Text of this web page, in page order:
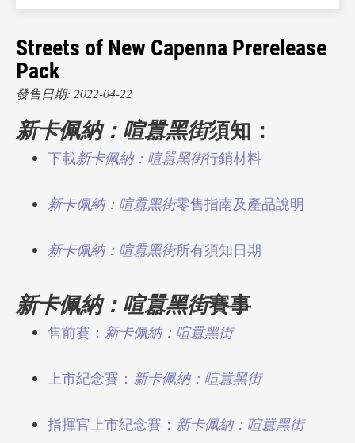
Streets of New Capenna Prerelease
Pack
發售日期: 2022-04-22
新卡佩納：喧囂黑街須知：
下載新卡佩納：喧囂黑街行銷材料
新卡佩納：喧囂黑街零售指南及產品說明
新卡佩納：喧囂黑街所有須知日期
新卡佩納：喧囂黑街賽事
售前賽： 新卡佩納：喧囂黑街
上市紀念賽： 新卡佩納：喧囂黑街
指揮官上市紀念賽： 新卡佩納：喧囂黑街